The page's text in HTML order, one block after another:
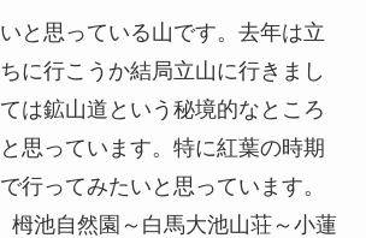
と思っている山です。去年は立
に行こうか結局立山に行きまし
は鉱山道という秘境的なところ
思っています。特に紅葉の時期
行ってみたいと思っています。
池自然園～白馬大池山荘～小蓮